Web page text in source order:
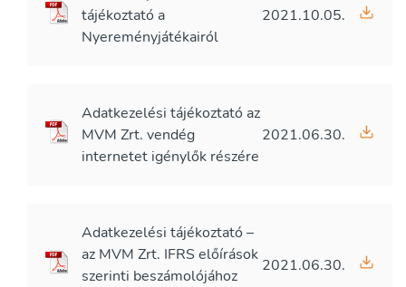
tájékoztató a
Nyereményjátékairól
2021.10.05.
Adatkezelési tájékoztató az
MVM Zrt. vendég
internetet igénylők részére
2021.06.30.
Adatkezelési tájékoztató –
az MVM Zrt. IFRS előírások
szerinti beszámolójához
2021.06.30.